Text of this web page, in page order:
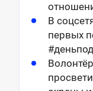
В
первых